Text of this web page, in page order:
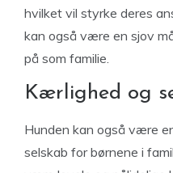
hvilket vil styrke deres
kan også være en sjov
på som familie.
Kærlighed og
Hunden kan også være
selskab for børnene i